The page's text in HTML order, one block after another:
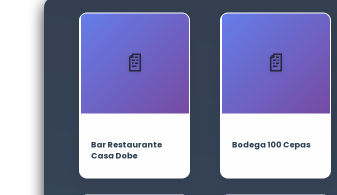
Bar Restaurante
Casa Dobe
Bodega 100 Cepas